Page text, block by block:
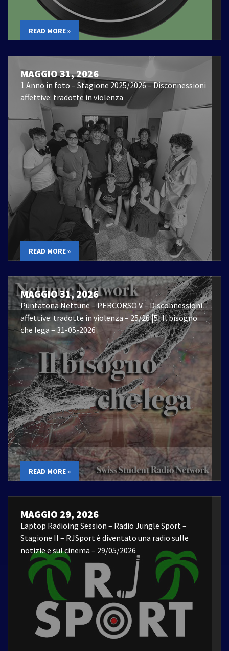
READ MORE »
MAGGIO 31, 2026
1 Anno in foto – Stagione 2025/2026 – Disconnessioni
affettive: tradotte in violenza
READ MORE »
MAGGIO 31, 2026
Puntatona Nettune – PERCORSO V – Disconnessioni
affettive: tradotte in violenza – 25/26 |5| Il bisogno
che lega – 31-05-2026
READ MORE »
MAGGIO 29, 2026
Laptop Radioing Session – Radio Jungle Sport –
Stagione II – RJSport è diventato una radio sulle
notizie e sul cinema – 29/05/2026